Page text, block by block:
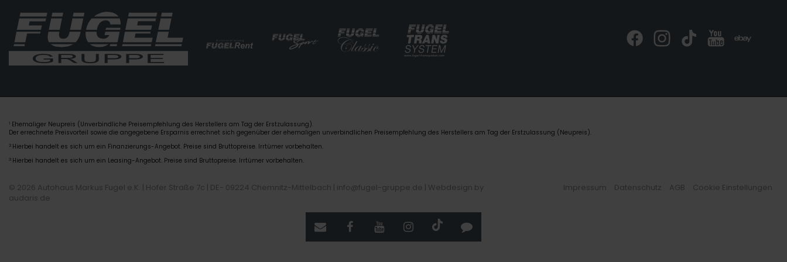
1 Ehemaliger Neupreis (Unverbindliche Preisempfehlung des Herstellers am Tag der Erstzulassung).
Der errechnete Preisvorteil sowie die angegebene Ersparnis errechnet sich gegenüber der ehemaligen unverbindlichen Preisempfehlung des Herstellers am Tag der Erstzulassung (Neupreis).
2 Hierbei handelt es sich um ein Finanzierungs-Angebot. Preise sind Bruttopreise. Irrtümer vorbehalten.
3 Hierbei handelt es sich um ein Leasing-Angebot. Preise sind Bruttopreise. Irrtümer vorbehalten.
© 2026 Autohaus Markus Fugel e.K. | Hofer Straße 7c | DE- 09224 Chemnitz-Mittelbach | info@fugel-gruppe.de | Webdesign by
audaris.de
Impressum Datenschutz AGB Cookie Einstellungen